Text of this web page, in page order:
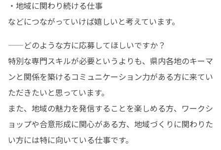
・地域に関わり続ける仕事
などにつながっていけば嬉しいと考えています。
——どのような方に応募してほしいですか？
特別な専門スキルが必要というよりも、県内各地のキーマ
ンと関係を築けるコミュニケーション力がある方に来てい
ただきたいと思っています。
また、地域の魅力を発信することを楽しめる方、ワークシ
ョップや合意形成に関心がある方、地域づくりに関わりた
い方には特に向いている仕事です。